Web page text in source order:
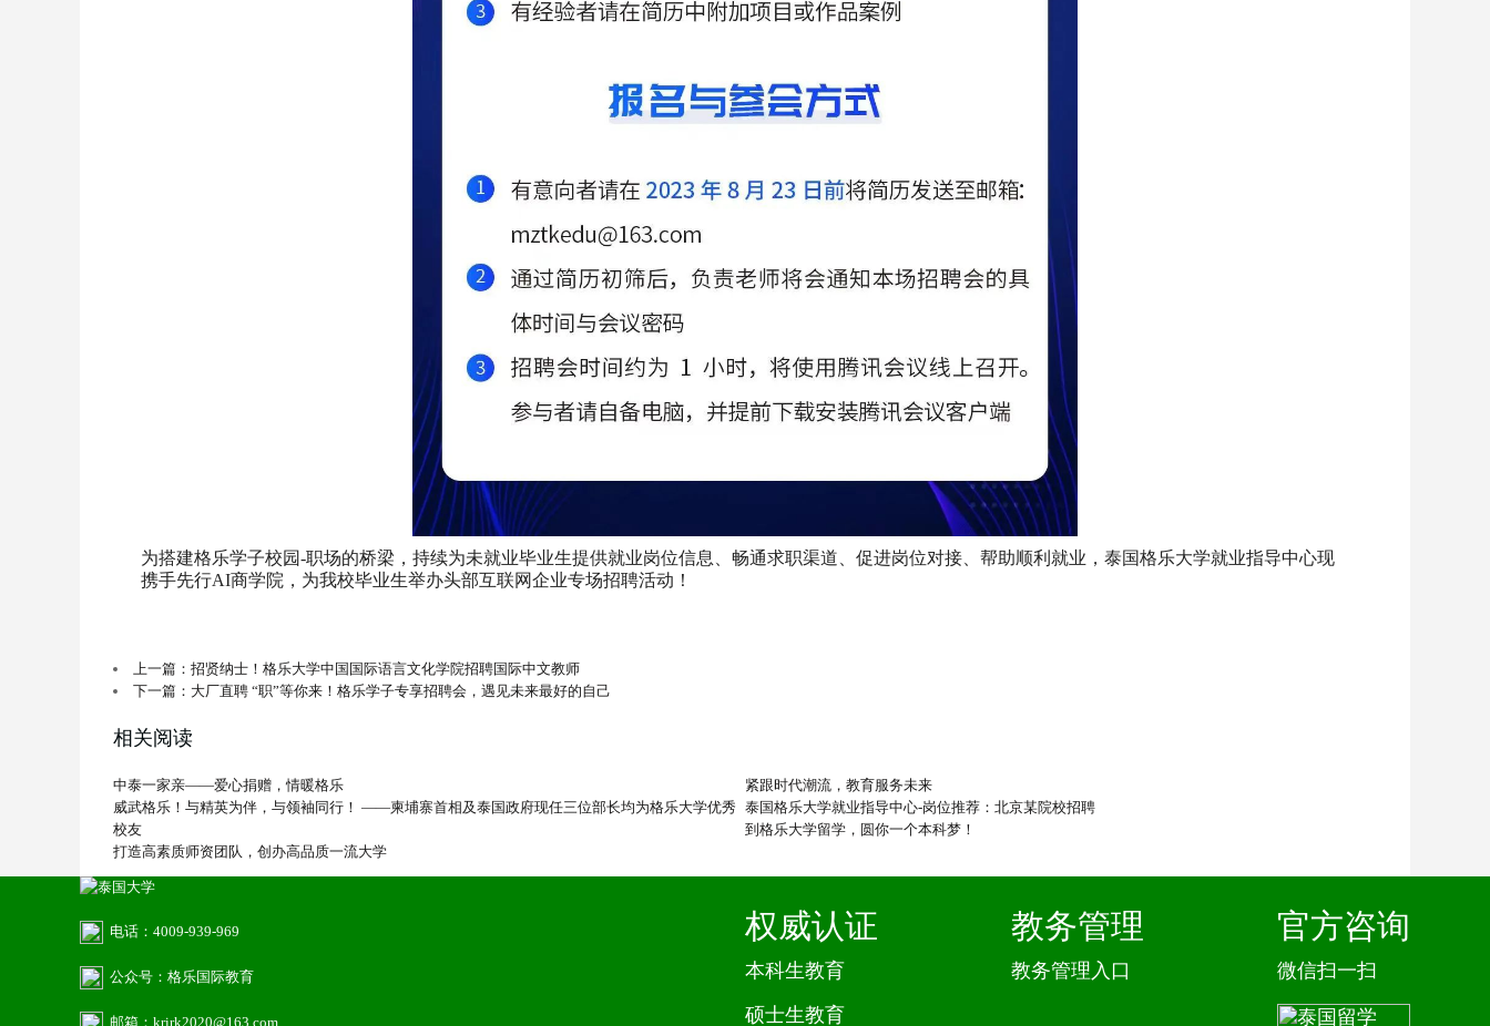
为搭建格乐学子校园-职场的桥梁，持续为未就业毕业生提供就业岗位信息、畅通求职渠道、促进岗位对接、帮助顺利就业，泰国格乐大学就业指导中心现
携手先行AI商学院，为我校毕业生举办头部互联网企业专场招聘活动！
上一篇：招贤纳士！格乐大学中国国际语言文化学院招聘国际中文教师
下一篇：大厂直聘 “职”等你来！格乐学子专享招聘会，遇见未来最好的自己
相关阅读
中泰一家亲——爱心捐赠，情暖格乐
紧跟时代潮流，教育服务未来
威武格乐！与精英为伴，与领袖同行！ ——柬埔寨首相及泰国政府现任三位部长均为格乐大学优秀
校友
泰国格乐大学就业指导中心-岗位推荐：北京某院校招聘
到格乐大学留学，圆你一个本科梦！
打造高素质师资团队，创办高品质一流大学
电话：4009-939-969
公众号：格乐国际教育
邮箱：krirk2020@163.com
权威认证
本科生教育
硕士生教育
教务管理
教务管理入口
官方咨询
微信扫一扫